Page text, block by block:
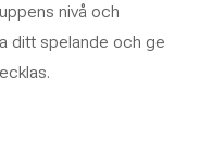
nivå och
ditt spelande och ge